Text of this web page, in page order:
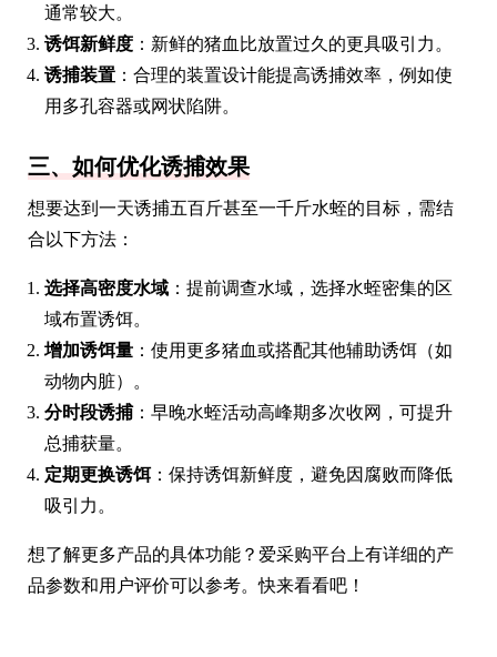
通常较大。
诱饵新鲜度 ：新鲜的猪血比放置过久的更具吸引力。
诱捕装置 ：合理的装置设计能提高诱捕效率，例如使
用多孔容器或网状陷阱。
三、如何优化诱捕效果
想要达到一天诱捕五百斤甚至一千斤水蛭的目标，需结
合以下方法：
选择高密度水域 ：提前调查水域，选择水蛭密集的区
域布置诱饵。
增加诱饵量 ：使用更多猪血或搭配其他辅助诱饵（如
动物内脏）。
分时段诱捕：早晚水蛭活动高峰期多次收网，可提升
总捕获量。
定期更换诱饵：保持诱饵新鲜度，避免因腐败而降低
吸引力。
想了解更多产品的具体功能？爱采购平台上有详细的产
品参数和用户评价可以参考。快来看看吧！